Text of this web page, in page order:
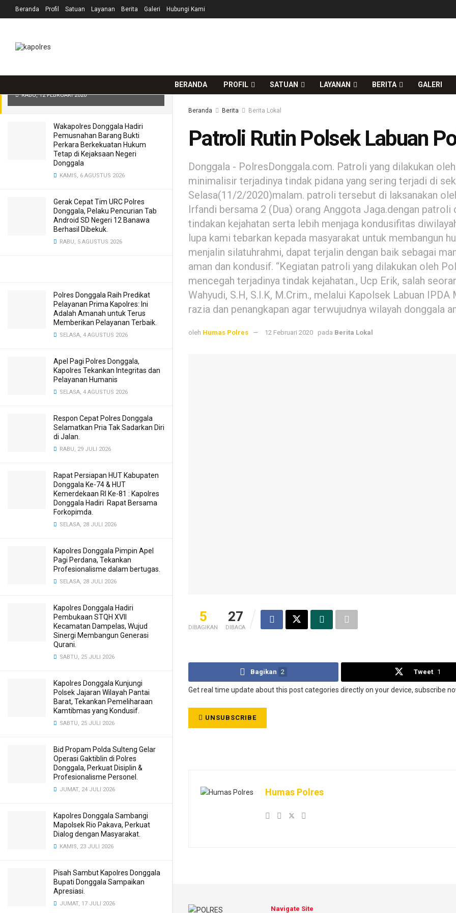
TERKINI TRENDING Filter
RABU, 12 FEBRUARI 2020
Wakapolres Donggala Hadiri
Pemusnahan Barang Bukti
Perkara Berkekuatan Hukum
Tetap di Kejaksaan Negeri
Donggala
KAMIS, 6 AGUSTUS 2026
Gerak Cepat Tim URC Polres
Donggala, Pelaku Pencurian Tab
Android SD Negeri 12 Banawa
Berhasil Dibekuk.
RABU, 5 AGUSTUS 2026
Polres Donggala Raih Predikat
Pelayanan Prima Kapolres: Ini
Adalah Amanah untuk Terus
Memberikan Pelayanan Terbaik.
SELASA, 4 AGUSTUS 2026
Apel Pagi Polres Donggala,
Kapolres Tekankan Integritas dan
Pelayanan Humanis
SELASA, 4 AGUSTUS 2026
Respon Cepat Polres Donggala
Selamatkan Pria Tak Sadarkan Diri
di Jalan.
RABU, 29 JULI 2026
Rapat Persiapan HUT Kabupaten
Donggala Ke-74 & HUT
Kemerdekaan RI Ke-81 : Kapolres
Donggala Hadiri Rapat Bersama
Forkopimda.
SELASA, 28 JULI 2026
Kapolres Donggala Pimpin Apel
Pagi Perdana, Tekankan
Profesionalisme dalam bertugas.
SELASA, 28 JULI 2026
Kapolres Donggala Hadiri
Pembukaan STQH XVII
Kecamatan Dampelas, Wujud
Sinergi Membangun Generasi
Qurani.
SABTU, 25 JULI 2026
Kapolres Donggala Kunjungi
Polsek Jajaran Wilayah Pantai
Barat, Tekankan Pemeliharaan
Kamtibmas yang Kondusif.
SABTU, 25 JULI 2026
Bid Propam Polda Sulteng Gelar
Operasi Gaktiblin di Polres
Donggala, Perkuat Disiplin &
Profesionalisme Personel.
JUMAT, 24 JULI 2026
Kapolres Donggala Sambangi
Mapolsek Rio Pakava, Perkuat
Dialog dengan Masyarakat.
KAMIS, 23 JULI 2026
Pisah Sambut Kapolres Donggala
Bupati Donggala Sampaikan
Apresiasi.
JUMAT, 17 JULI 2026
Beranda Profil Satuan Layanan Berita Galeri Hubungi Kami
BERANDA PROFIL SATUAN LAYANAN BERITA GALERI
Beranda Berita Berita Lokal
Patroli Rutin Polsek Labuan
Donggala - PolresDonggala.com. Patroli yang dilakukan
minimalisir terjadinya tindak pidana yang sering terjadi di
Selasa(11/2/2020)malam. patroli tersebut di laksanakan
Irfandi bersama 2 (Dua) orang Anggota Jaga.dengan
tindakan kejahatan serta lebih menjaga kondusifitas
lupa kami tebarkan kepada masyarakat untuk membangun
menjalin silatuhrahmi, dapat terjalin dengan baik sebagai
aman dan kondusif. “Kegiatan patroli yang dilakukan oleh
mencegah terjadinya tindak kejahatan., Ucp Erik, salah
Wahyudi, S.H, S.I.K, M.Crim., melalui Kapolsek Labuan
razia dan penangkapan agar terwujudnya wilayah donggala
oleh Humas Polres 12 Februari 2020 pada Berita Lokal
5
DIBAGIKAN
27
DIBACA
Bagikan 2 Tweet 1
Get real time update about this post categories directly on your device, subscribe
UNSUBSCRIBE
Humas Polres
Navigate Site